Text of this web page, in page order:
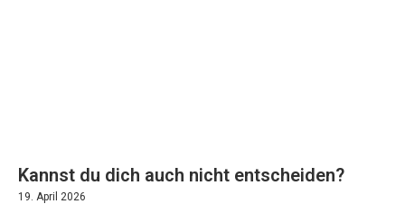
Kannst du dich auch nicht entscheiden?
19. April 2026